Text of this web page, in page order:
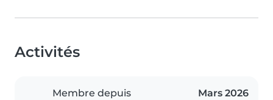
Activités
Membre depuis Mars 2026